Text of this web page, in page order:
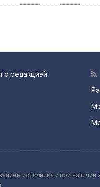
с редакцией
источника и при наличии